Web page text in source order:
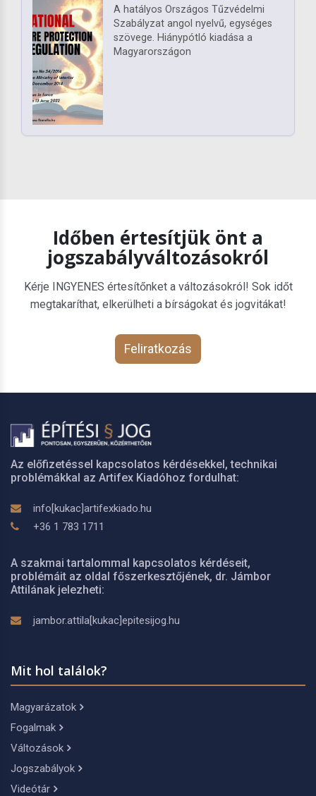
A hatályos Országos Tűzvédelmi
Szabályzat angol nyelvű, egységes
szövege. Hiánypótló kiadása a
Magyarországon
Időben értesítjük önt a
jogszabályváltozásokról
Kérje INGYENES értesítőnket a változásokról! Sok időt
megtakaríthat, elkerülheti a bírságokat és jogvitákat!
Feliratkozás
Az előfizetéssel kapcsolatos kérdésekkel, technikai
problémákkal az Artifex Kiadóhoz fordulhat:
info[kukac]artifexkiado.hu
+36 1 783 1711
A szakmai tartalommal kapcsolatos kérdéseit,
problémáit az oldal főszerkesztőjének, dr. Jámbor
Attilának jelezheti:
jambor.attila[kukac]epitesijog.hu
Mit hol találok?
Magyarázatok
Fogalmak
Változások
Jogszabályok
Videótár